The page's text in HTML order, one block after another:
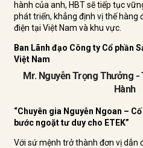
hành của anh, HBT sẽ tiếp tục
phát triển, khẳng định vị thế hàng
điện tại Việt Nam và khu vực.
Ban Lãnh đạo Công ty Cổ phần
Việt Nam
Mr. Nguyễn Trọng Thưởng
Hành
“Chuyên gia Nguyễn Ngoan –
bước ngoặt tư duy cho ETEK”
Với sứ mệnh trở thành đơn vị dẫn